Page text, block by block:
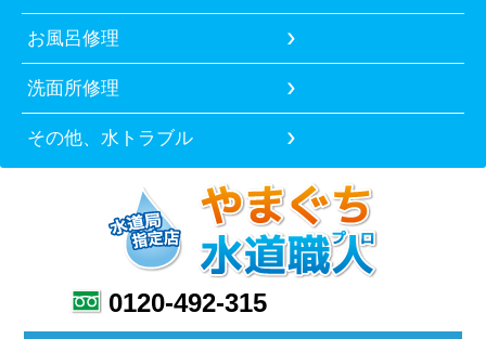
お風呂修理
洗面所修理
その他、水トラブル
0120-492-315